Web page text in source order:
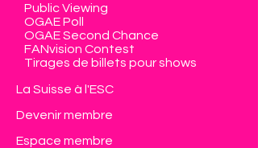
Public Viewing
OGAE Poll
OGAE Second Chance
FANvision Contest
Tirages de billets pour shows
La Suisse à l'ESC
Devenir membre
Espace membre